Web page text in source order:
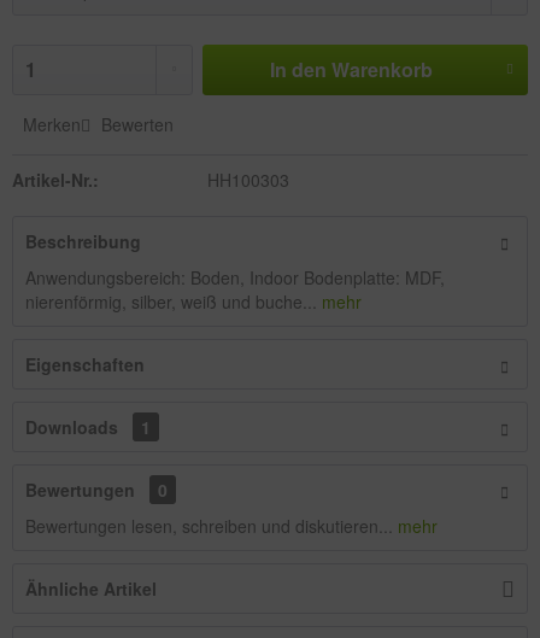
In den Warenkorb
Merken Bewerten
Artikel-Nr.: HH100303
Beschreibung
Anwendungsbereich: Boden, Indoor Bodenplatte: MDF,
nierenförmig, silber, weiß und buche... mehr
Eigenschaften
Downloads 1
Bewertungen
0
Bewertungen lesen, schreiben und diskutieren... mehr
Ähnliche Artikel